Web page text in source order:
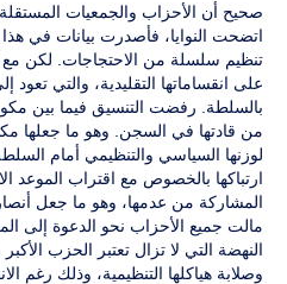
صحيح أن الأحزاب والجمعيات
اتضحت النوايا، فأصدرت بيانات في
تنظيم سلسلة من الاحتجاجات. لكن
على انقساماتها التقليدية، والتي
بالسلطة. رفضت التنسيق فيما بين
من قادتها في السجن. وهو ما جعلها
لوزنها السياسي والتنظيمي أمام
ارتباكها بالخصوص مع اقتراب الموعد
المشاركة من عدمها، وهو ما جعل
مالت جميع الأحزاب نحو الدعوة إلى
النهضة التي لا تزال تعتبر الحزب
وصلابة هياكلها التنظيمية، وذلك رغم